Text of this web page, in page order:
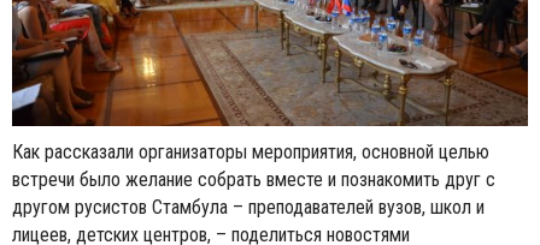
Как рассказали организаторы мероприятия, основной целью
встречи было желание собрать вместе и познакомить друг с
другом русистов Стамбула – преподавателей вузов, школ и
лицеев, детских центров, – поделиться новостями